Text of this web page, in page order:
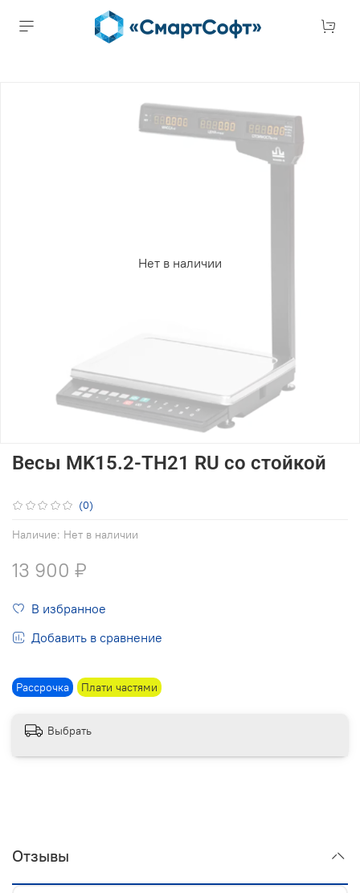
Нет в наличии
(0)
Наличие: Нет в наличии
Рассрочка Плати частями
Весы MK15.2-ТН21 RU со стойкой
13 900 ₽
В избранное
Добавить в сравнение
Выбрать
Отзывы